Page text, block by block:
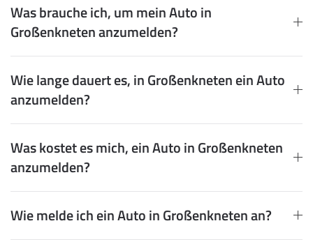
Was brauche ich, um mein Auto in
Großenkneten anzumelden?
Wie lange dauert es, in Großenkneten ein Auto
anzumelden?
Was kostet es mich, ein Auto in Großenkneten
anzumelden?
Wie melde ich ein Auto in Großenkneten an?